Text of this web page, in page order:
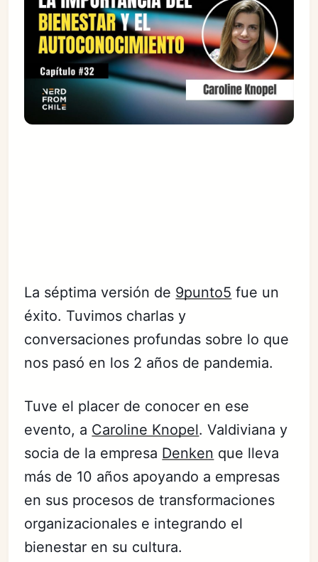
La séptima versión de 9punto5 fue un
éxito. Tuvimos charlas y
conversaciones profundas sobre lo que
nos pasó en los 2 años de pandemia.
Tuve el placer de conocer en ese
evento, a Caroline Knopel. Valdiviana y
socia de la empresa Denken que lleva
más de 10 años apoyando a empresas
en sus procesos de transformaciones
organizacionales e integrando el
bienestar en su cultura.